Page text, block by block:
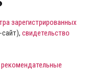
зарегистрированных
свидетельство
рекомендательные